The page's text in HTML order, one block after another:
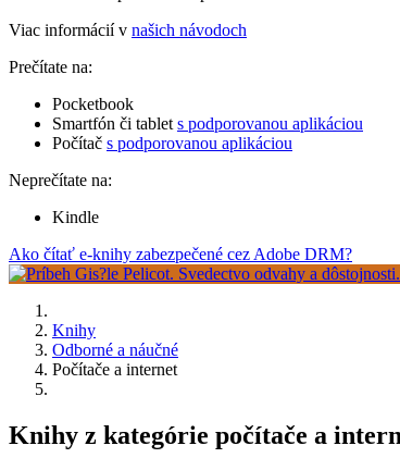
Viac informácií v našich návodoch
Prečítate na:
Pocketbook
Smartfón či tablet s podporovanou aplikáciou
Počítač s podporovanou aplikáciou
Neprečítate na:
Kindle
Ako čítať e-knihy zabezpečené cez Adobe DRM?
Knihy
Odborné a náučné
Počítače a internet
Knihy z kategórie počítače a